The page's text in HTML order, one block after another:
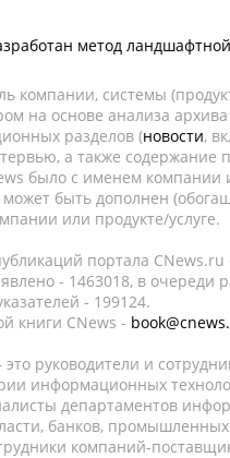
метод
компании, системы
на основе анализа
разделов (новости,
а также содержание
было с именем компании
быть дополнен
или продукте/услуге.
портала CNews.ru
- 1463018, в очереди
- 199124.
книги CNews -
руководители и
информационных
департаментов
банков,
компаний-